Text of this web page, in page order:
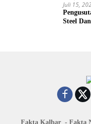
Juli 15,
Steel
Fakta Kalbar Fakta